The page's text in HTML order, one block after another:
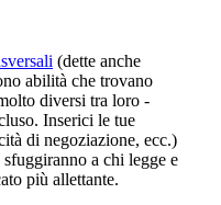
(dette anche
abilità che trovano
diversi tra loro -
Inserici le tue
di negoziazione, ecc.)
a chi legge e
più allettante.